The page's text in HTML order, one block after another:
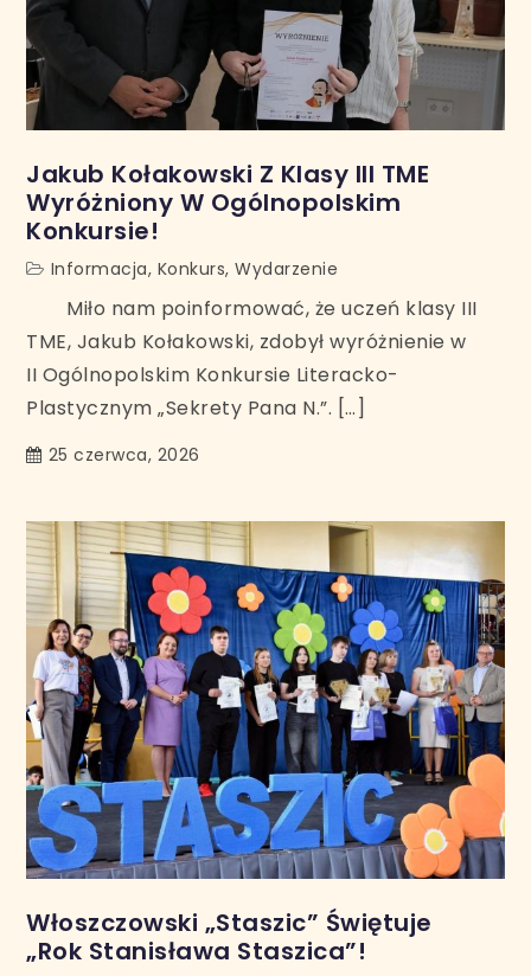
Jakub Kołakowski Z Klasy III TME
Wyróżniony W Ogólnopolskim
Konkursie!
Informacja, Konkurs,Wydarzenie
Miło nam poinformować, że uczeń klasy III
TME, Jakub Kołakowski, zdobył wyróżnienie w
II Ogólnopolskim Konkursie Literacko-
Plastycznym „Sekrety Pana N.”. […]
25 czerwca, 2026
Włoszczowski „Staszic” Świętuje
„Rok Stanisława Staszica”!